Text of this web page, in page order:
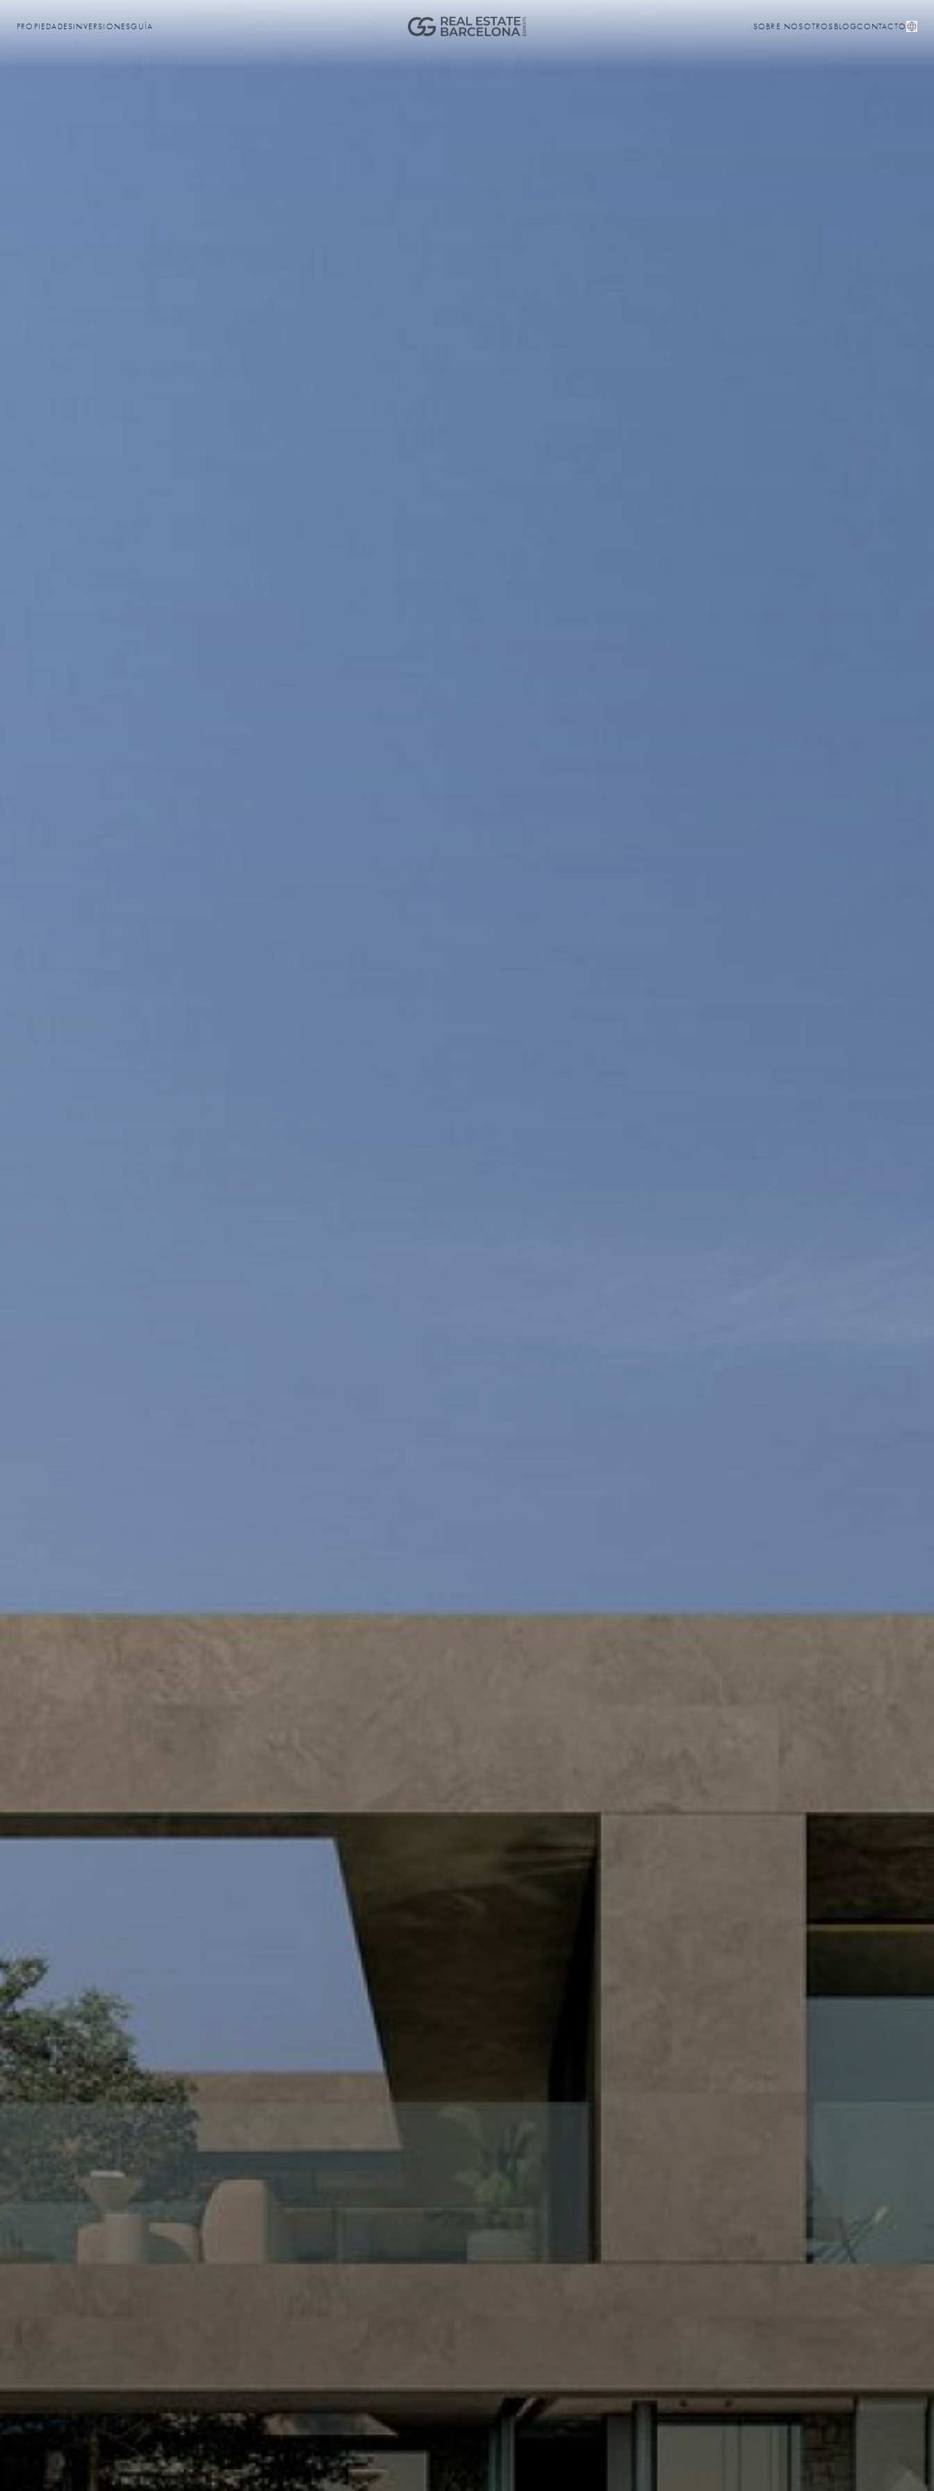
PROPIEDADESINVERSIONESGUÍA SOBRE NOSOTROS BLOGCONTACTO